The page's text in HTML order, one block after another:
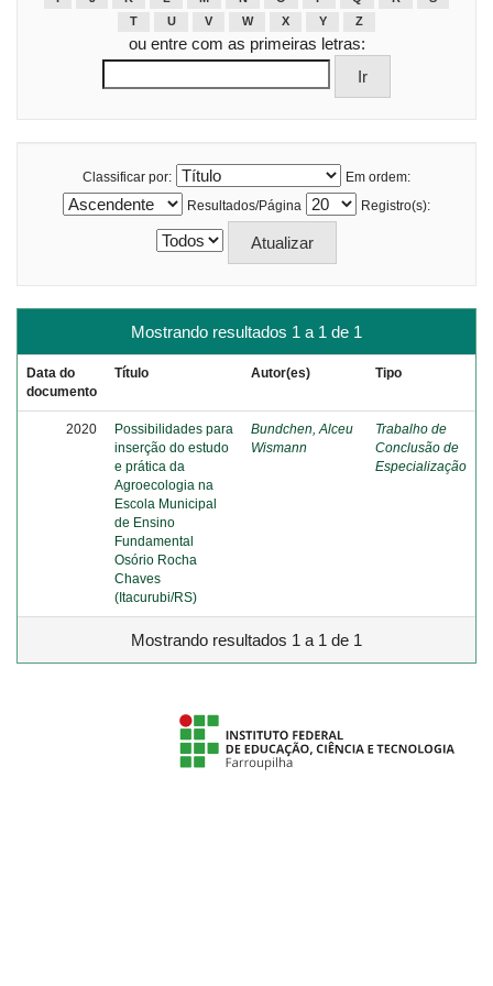
T
U V W X Y Z
ou entre com as primeiras letras:
Classificar por:
Em ordem:
Resultados/Página
Registro(s):
Mostrando resultados 1 a 1 de 1
Data do
documento
Título Autor(es) Tipo
2020
Possibilidades para
inserção do estudo
e prática da
Agroecologia na
Escola Municipal
de Ensino
Fundamental
Osório Rocha
Chaves
(Itacurubi/RS)
Bundchen, Alceu
Wismann
Trabalho de
Conclusão de
Especialização
Mostrando resultados 1 a 1 de 1